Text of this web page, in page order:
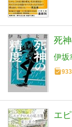
死
伊坂
933
エ